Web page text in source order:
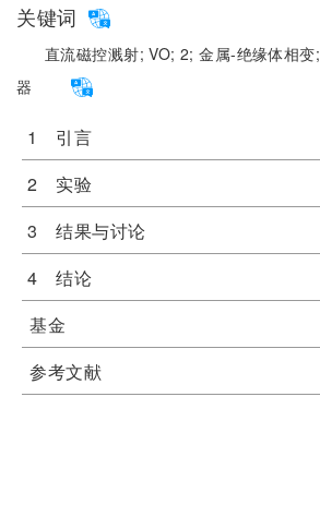
关键词
直流磁控溅射;VO;2;金属-绝缘体相变;
器
1 引言
2 实验
3 结果与讨论
4 结论
基金
参考文献